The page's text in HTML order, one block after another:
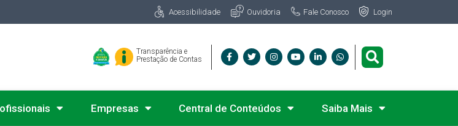
Acessibilidade Ouvidoria Fale Conosco Login
Transparência e
Prestação de Contas
Empresas Central de Conteúdos Saiba Mais